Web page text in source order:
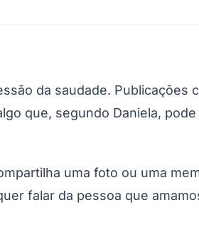
da saudade. Publicações
que, segundo Daniela,
uma foto ou uma
falar da pessoa que